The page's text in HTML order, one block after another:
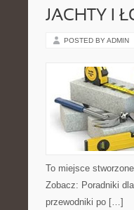
JACHTY I
POSTED BY ADMIN
To miejsce
Zobacz: Poradniki
przewodniki po […]